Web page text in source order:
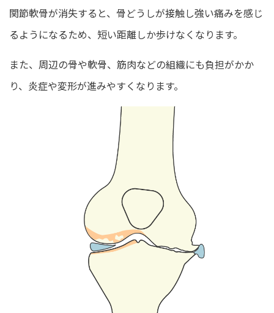
関節軟骨が消失すると、骨どうしが接触し強い痛みを感じ
るようになるため、短い距離しか歩けなくなります。
また、周辺の骨や軟骨、筋肉などの組織にも負担がかか
り、炎症や変形が進みやすくなります。